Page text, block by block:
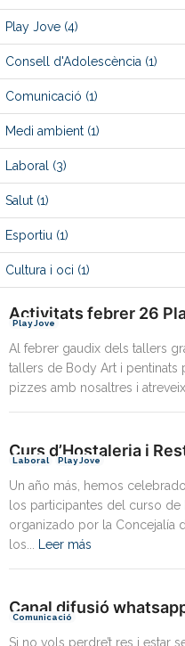
Activitats febrer 26
Play Jove
Al febrer gaudix dels tallers
tallers de Body Art i pentinats
pizzes amb nosaltres i
Curs d’Hostaleria i
Laboral Play Jove
Un año más, hemos
los participantes del curso
organizado por la Concejalía
los...
Leer más
Canal difusió
Comunicació
Si no vols perdre’t res i estar
Play Jove (4)
Consell d'Adolescència (1)
Comunicació (1)
Medi ambient (1)
Laboral (3)
Salut (1)
Esportiu (1)
Cultura i oci (1)